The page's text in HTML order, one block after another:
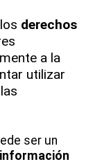
derechos
a la
utilizar
ser un
información